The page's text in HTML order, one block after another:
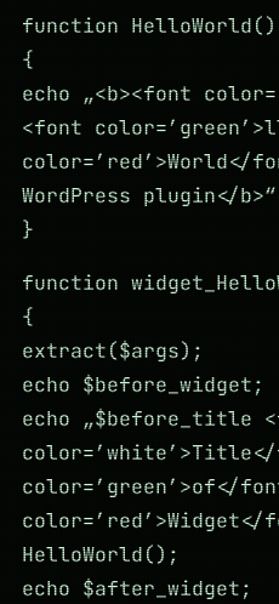
function HelloWorld()
{
echo „<b><font
<font
WordPress plugin</
}
function
{
extract($args);
echo $before_widget;
echo „$before_title
color=’green’>of</
HelloWorld();
echo $after_widget;